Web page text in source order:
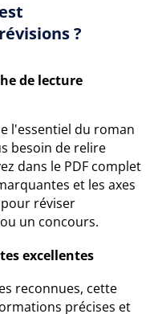
?
de lecture
l'essentiel du roman
besoin de relire
dans le PDF complet
et les axes
réviser
un concours.
excellentes
reconnues, cette
précises et